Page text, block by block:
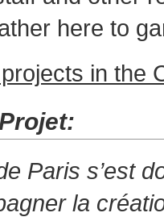
here to
in the
Paris s’est
la